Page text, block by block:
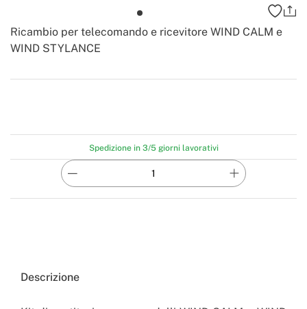
Ricambio per telecomando e ricevitore WIND CALM e
WIND STYLANCE
Create
Spedizione in 3/5 giorni lavorativi
Descrizione